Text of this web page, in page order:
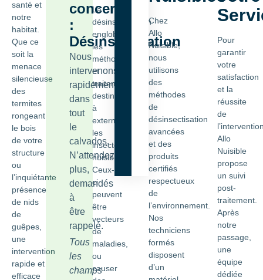
santé et
notre
habitat.
Que ce
soit la
menace
silencieuse
des
termites
rongeant
le bois
de votre
structure
ou
l’inquiétante
présence
de nids
de
guêpes,
une
intervention
rapide et
efficace
concernant
:
Désinsectisation
Nous
intervenons
rapidement
dans
tout
le
calvados.
N’attendez
plus,
demandés
à
être
rappelé.
Tous
les
champs
La
désinsectisation
englobe
les
méthodes
et
traitements
destinés
à
exterminer
les
insectes
nuisibles.
Ceux-
ci
peuvent
être
vecteurs
de
maladies,
ou
causer
Chez
Allo
Nuisible,
nous
utilisons
des
méthodes
de
désinsectisation
avancées
et des
produits
certifiés
respectueux
de
l’environnement.
Nos
techniciens
formés
disposent
d’un
Pour
garantir
votre
satisfaction
et la
réussite
de
Allo
Nuisible
propose
un suivi
post-
traitement.
Après
notre
passage,
une
équipe
dédiée